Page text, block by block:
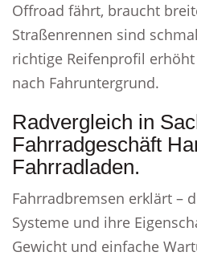
Offroad fährt, braucht
Straßenrennen sind
richtige Reifenprofil
nach Fahruntergrund.
Radvergleich in
Fahrradgeschäft
Fahrradladen.
Fahrradbremsen erklärt –
Systeme und ihre
Gewicht und einfache